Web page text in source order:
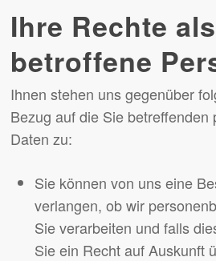
Ihre Rechte als
betroffene
Ihnen stehen uns gegenüber
Bezug auf die Sie betreffenden
Daten zu:
Sie können von uns eine
verlangen, ob wir
Sie verarbeiten und falls
Sie ein Recht auf Auskunft